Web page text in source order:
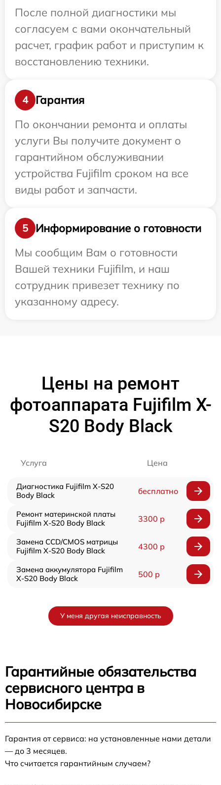
После полной диагностики мы
согласуем с вами окончательный
расчет, график работ и приступим к
восстановлению техники.
4
Гарантия
По окончании ремонта и оплаты
услуги Вы получите документ о
гарантийном обслуживании
устройства Fujifilm сроком на все
виды работ и запчасти.
5
Информирование о готовности
Мы сообщим Вам о готовности
Вашей техники Fujifilm, и наш
сотрудник привезет технику по
указанному адресу.
Цены на ремонт
фотоаппарата Fujifilm X-
S20 Body Black
Услуга Цена
Диагностика Fujifilm X-S20
Body Black
бесплатно
Ремонт материнской платы
Fujifilm X-S20 Body Black
3300 р
Замена CCD/CMOS матрицы
Fujifilm X-S20 Body Black
4300 р
Замена аккумулятора Fujifilm
X-S20 Body Black
500 р
У меня другая неисправность
Гарантийные обязательства
сервисного центра в
Новосибирске
Гарантия от сервиса: на установленные нами детали
— до 3 месяцев.
Что считается гарантийным случаем?